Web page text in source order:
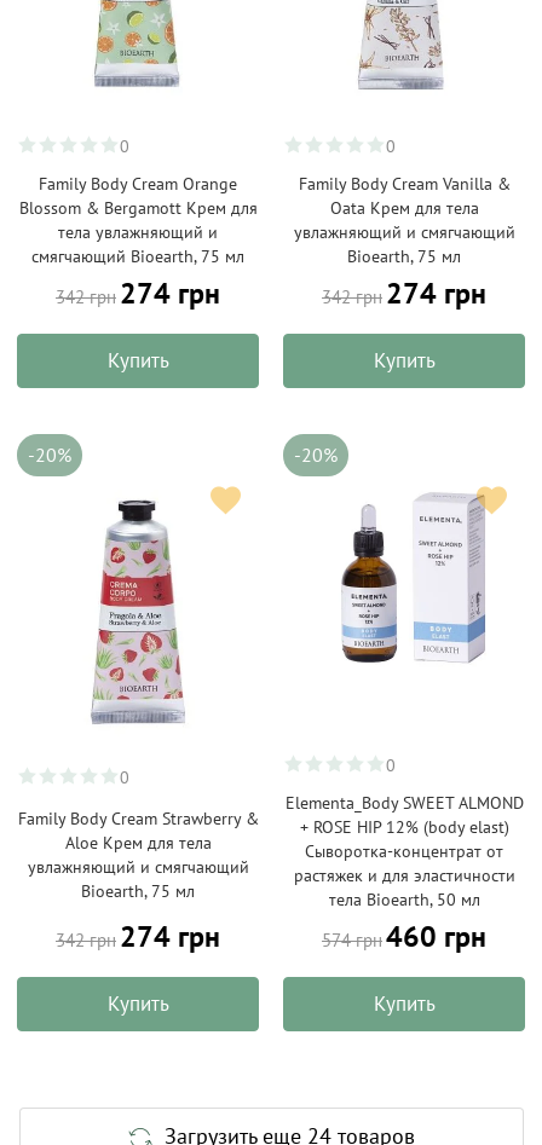
0
Family Body Cream Orange
Blossom & Bergamott Крем для
тела увлажняющий и
смягчающий Bioearth, 75 мл
342 грн 274 грн
Купить
0
Family Body Cream Vanilla &
Oata Крем для тела
увлажняющий и смягчающий
Bioearth, 75 мл
342 грн 274 грн
Купить
-20%
0
Family Body Cream Strawberry &
Aloe Крем для тела
увлажняющий и смягчающий
Bioearth, 75 мл
342 грн 274 грн
Купить
-20%
0
Elementa_Body SWEET ALMOND
+ ROSE HIP 12% (body elast)
Сыворотка-концентрат от
растяжек и для эластичности
тела Bioearth, 50 мл
574 грн460 грн
Купить
Загрузить еще 24 товаров